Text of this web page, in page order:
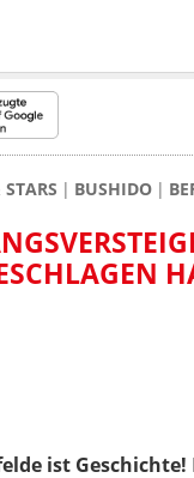
BUSHIDO
ist Geschichte!